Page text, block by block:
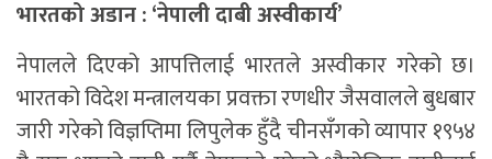
भारतको अडान : ‘नेपाली दाबी अस्वीकार्य’
नेपालले दिएको आपत्तिलाई भारतले अस्वीकार गरेको छ।
भारतको विदेश मन्त्रालयका प्रवक्ता रणधीर जैसवालले बुधबार
जारी गरेको विज्ञप्तिमा लिपुलेक हुँदै चीनसँगको व्यापार १९५४